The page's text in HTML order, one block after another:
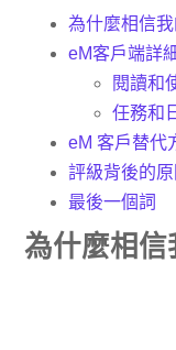
為什麼相信
eM客戶端詳
閱讀和
任務和
eM 客戶替代
評級背後的原
最後一個詞
為什麼相